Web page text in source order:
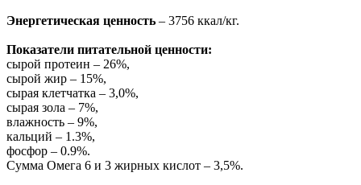
Энергетическая ценность – 3756 ккал/кг.
Показатели питательной ценности:
сырой протеин – 26%,
сырой жир – 15%,
сырая клетчатка – 3,0%,
сырая зола – 7%,
влажность – 9%,
кальций – 1.3%,
фосфор – 0.9%.
Сумма Омега 6 и 3 жирных кислот – 3,5%.